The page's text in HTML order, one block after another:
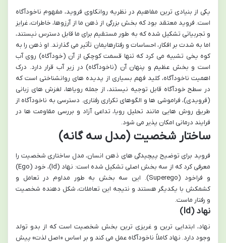
یکی از بنیادی ترین مفاهیم در نظریه روانکاوی فروید، مفهوم ناخودآگاه
است. فروید معتقد بود که بخش بزرگی از ذهن ما از آرزوها، خاطرات، غرایز
و تجربیاتی تشکیل شده که به طور مستقیم برای ما قابل دسترس نیستند،
اما به شدت بر افکار، احساسات و رفتارهایمان تأثیر می گذارند. او ذهن را به
کوه یخی تشبیه می کرد که تنها قسمت کوچکی از آن (خودآگاه) روی آب
است و بخش عظیم و پنهان آن (ناخودآگاه) در زیر آب قرار دارد. درک
اهمیت ناخودآگاه، کلید فهم بسیاری از پدیده های روانشناختی است که
در سطح خودآگاه قابل توجیه نیستند، از جمله رویاها، لغزش های زبانی
(فرویدی)، فراموشی ها و الگوهای تکراری رفتاری. دسترسی به ناخودآگاه از
طریق روش هایی مانند تحلیل رویا، تداعی آزاد و بررسی مقاومت ها در
فرایند درمانی امکان پذیر می شود.
ساختار شخصیت (مدل سه گانه)
فروید برای توضیح پیچیدگی های ذهن انسان، مدل ساختاری شخصیت را
معرفی کرد که از سه بخش اصلی تشکیل شده است: نهاد (Id)، خود (Ego)
و فراخود (Superego). این سه بخش به طور مداوم در تعامل و
کشمکش با یکدیگر هستند و نتیجه این تعاملات، شکل دهنده شخصیت
و رفتار ماست.
نهاد (Id)
نهاد، ابتدایی ترین و غریزی ترین بخش شخصیت است که از بدو تولد
وجود دارد. نهاد کاملاً ناخودآگاه عمل می کند و بر اساس «اصل لذت» پیش